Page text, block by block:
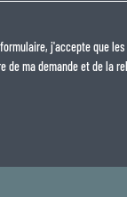
j'accepte que
de ma demande et de la